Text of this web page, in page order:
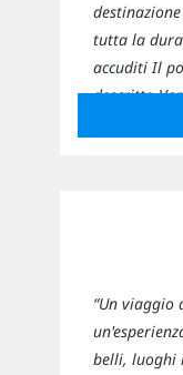
tutta la
accuditi Il
descritto
“Un viaggio
belli, luoghi